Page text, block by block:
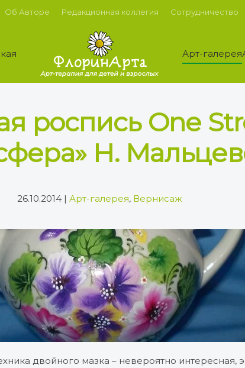
Об Авторе Редакционная коллегия Сотрудничество
Арт-галерея
роспись One
Н.
26.10.2014| Арт-галерея, Вернисаж
двойного мазка – невероятно интересная,